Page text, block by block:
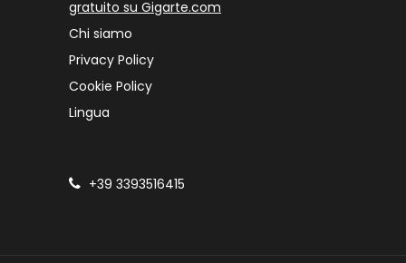
gratuito su Gigarte.com
Chi siamo
Privacy Policy
Cookie Policy
Lingua
+39 3393516415